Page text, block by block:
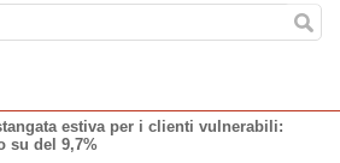
estiva per i clienti vulnerabili:
su del 9,7%